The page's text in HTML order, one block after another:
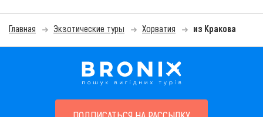
Главная Экзотические туры Хорватия из Кракова